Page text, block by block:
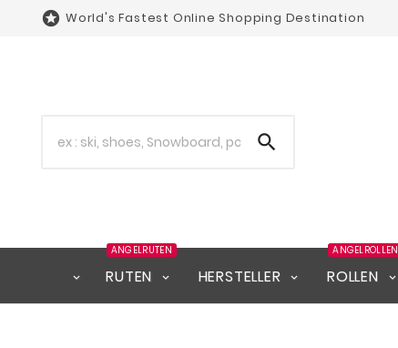
 World's Fastest Online Shopping Destination

RUTEN
ANGELRUTEN
HERSTELLER ROLLEN
ANGELROLLEN